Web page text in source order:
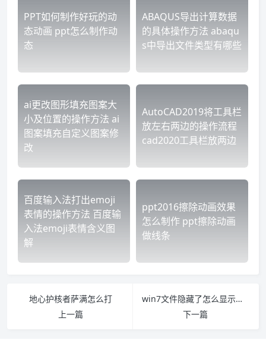
PPT如何制作好玩的动
态动画 ppt怎么制作动
态
ABAQUS导出计算数据
的具体操作方法 abaqu
s中导出文件类型有哪些
ai更改图形填充图案大
小及位置的操作方法 ai
图案填充自定义图案修
改
AutoCAD2019将工具栏
放左右两边的操作流程
cad2020工具栏放两边
百度输入法打出emoji
表情的操作方法 百度输
入法emoji表情含义图
解
ppt2016擦除动画效果
怎么制作 ppt擦除动画
做线条
地心护核者萨满怎么打
上一篇
win7文件隐藏了怎么显示出来 win7如何让隐藏的文件显示出来
下一篇